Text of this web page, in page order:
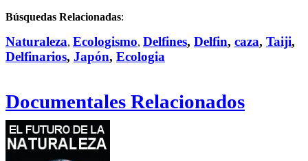
Búsquedas Relacionadas:
Naturaleza, Ecologismo, Delfines, Delfin, caza, Taiji,
Delfinarios, Japón, Ecologia
Documentales Relacionados